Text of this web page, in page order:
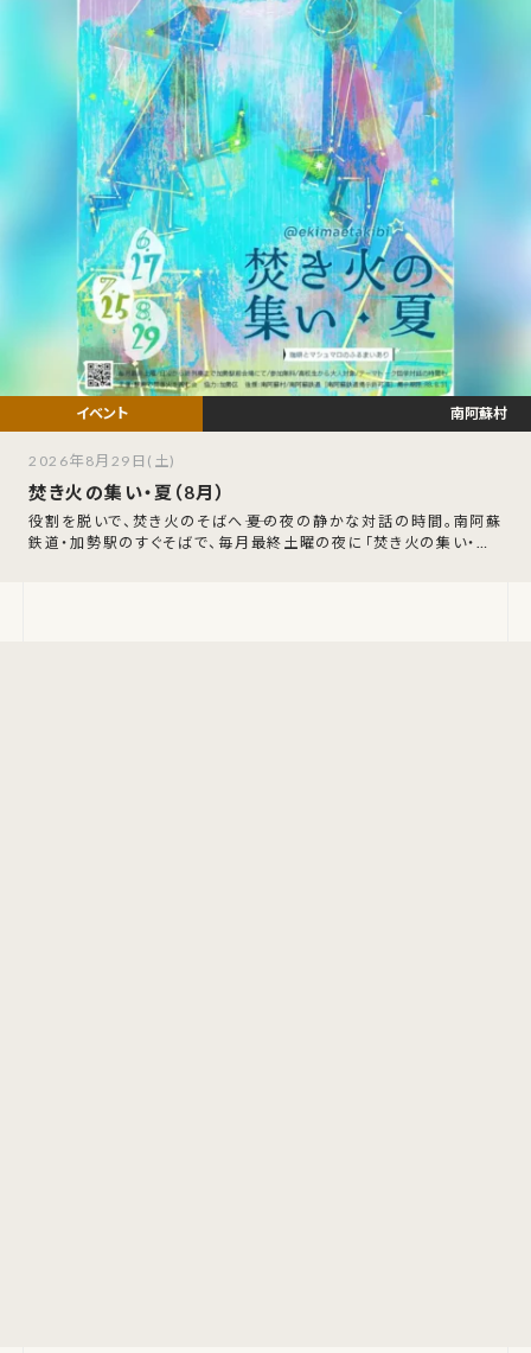
焚き火の集い・夏（8月）
役割を脱いで、焚き火のそばへ――夏の夜の静かな対話の時間。南阿蘇
鉄道・加勢駅のすぐそばで、毎月最終土曜の夜に「焚き火の集い・夏」
南阿蘇村
2026年8月29日(土)